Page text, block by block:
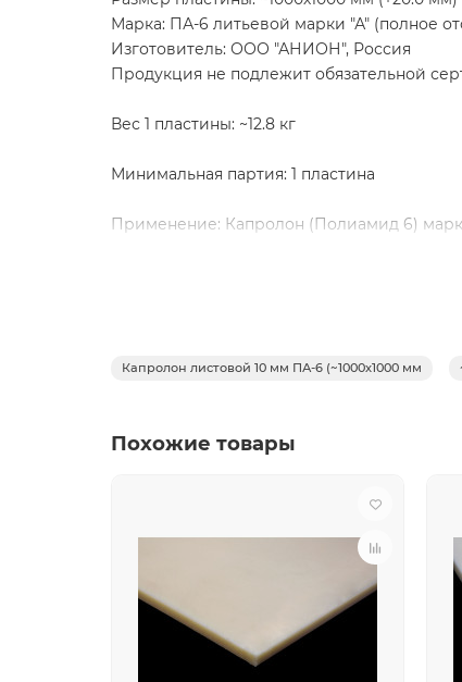
Марка: ПА-6 литьевой марки "А" (полное
Изготовитель: ООО "АНИОН", Россия
Продукция не подлежит обязательной
Вес 1 пластины: ~12.8 кг
Минимальная партия: 1 пластина
Применение: Капролон (Полиамид 6) марки
промышленности, в том числе – пищевой
при сверлении отверстий).
Физико-механические показатели:
Температура плавления t° +220°C
Плотность: 1.145 г/ куб.см
Водопоглощение: 7%
Капролон листовой 10 мм ПА-6 (~1000х1000 мм
Похожие товары